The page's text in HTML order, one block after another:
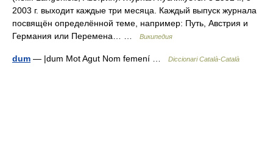
2003 г. выходит каждые три месяца. Каждый выпуск журнала
посвящён определённой теме, например: Путь, Австрия и
Германия или Перемена… …
Википедия
dum — |dum Mot Agut Nom femení … Diccionari Català-Català